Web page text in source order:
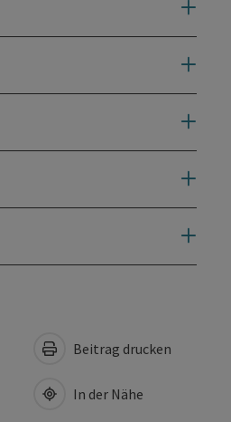
Beitrag drucken
In der Nähe